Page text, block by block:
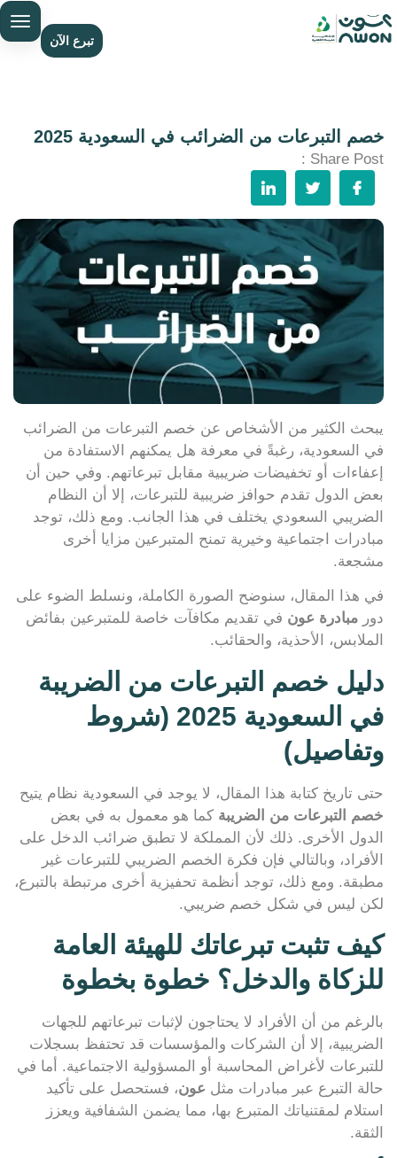
تبرع الآن
خصم التبرعات من الضرائب في السعودية 2025
Share Post :
يبحث الكثير من الأشخاص عن خصم التبرعات من الضرائب
في السعودية، رغبةً في معرفة هل يمكنهم الاستفادة من
إعفاءات أو تخفيضات ضريبية مقابل تبرعاتهم. وفي حين أن
بعض الدول تقدم حوافز ضريبية للتبرعات، إلا أن النظام
الضريبي السعودي يختلف في هذا الجانب. ومع ذلك، توجد
مبادرات اجتماعية وخيرية تمنح المتبرعين مزايا أخرى
مشجعة.
في هذا المقال، سنوضح الصورة الكاملة، ونسلط الضوء على
دور مبادرة عون في تقديم مكافآت خاصة للمتبرعين بفائض
الملابس، الأحذية، والحقائب.
دليل خصم التبرعات من الضريبة
في السعودية 2025 (شروط
وتفاصيل)
حتى تاريخ كتابة هذا المقال، لا يوجد في السعودية نظام يتيح
خصم التبرعات من الضريبة كما هو معمول به في بعض
الدول الأخرى. ذلك لأن المملكة لا تطبق ضرائب الدخل على
الأفراد، وبالتالي فإن فكرة الخصم الضريبي للتبرعات غير
مطبقة. ومع ذلك، توجد أنظمة تحفيزية أخرى مرتبطة بالتبرع،
لكن ليس في شكل خصم ضريبي.
كيف تثبت تبرعاتك للهيئة العامة
للزكاة والدخل؟ خطوة بخطوة
بالرغم من أن الأفراد لا يحتاجون لإثبات تبرعاتهم للجهات
الضريبية، إلا أن الشركات والمؤسسات قد تحتفظ بسجلات
للتبرعات لأغراض المحاسبة أو المسؤولية الاجتماعية. أما في
حالة التبرع عبر مبادرات مثل عون، فستحصل على تأكيد
استلام لمقتنياتك المتبرع بها، مما يضمن الشفافية ويعزز
الثقة.